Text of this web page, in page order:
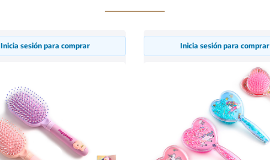
Inicia sesión para comprar Inicia sesión para comprar